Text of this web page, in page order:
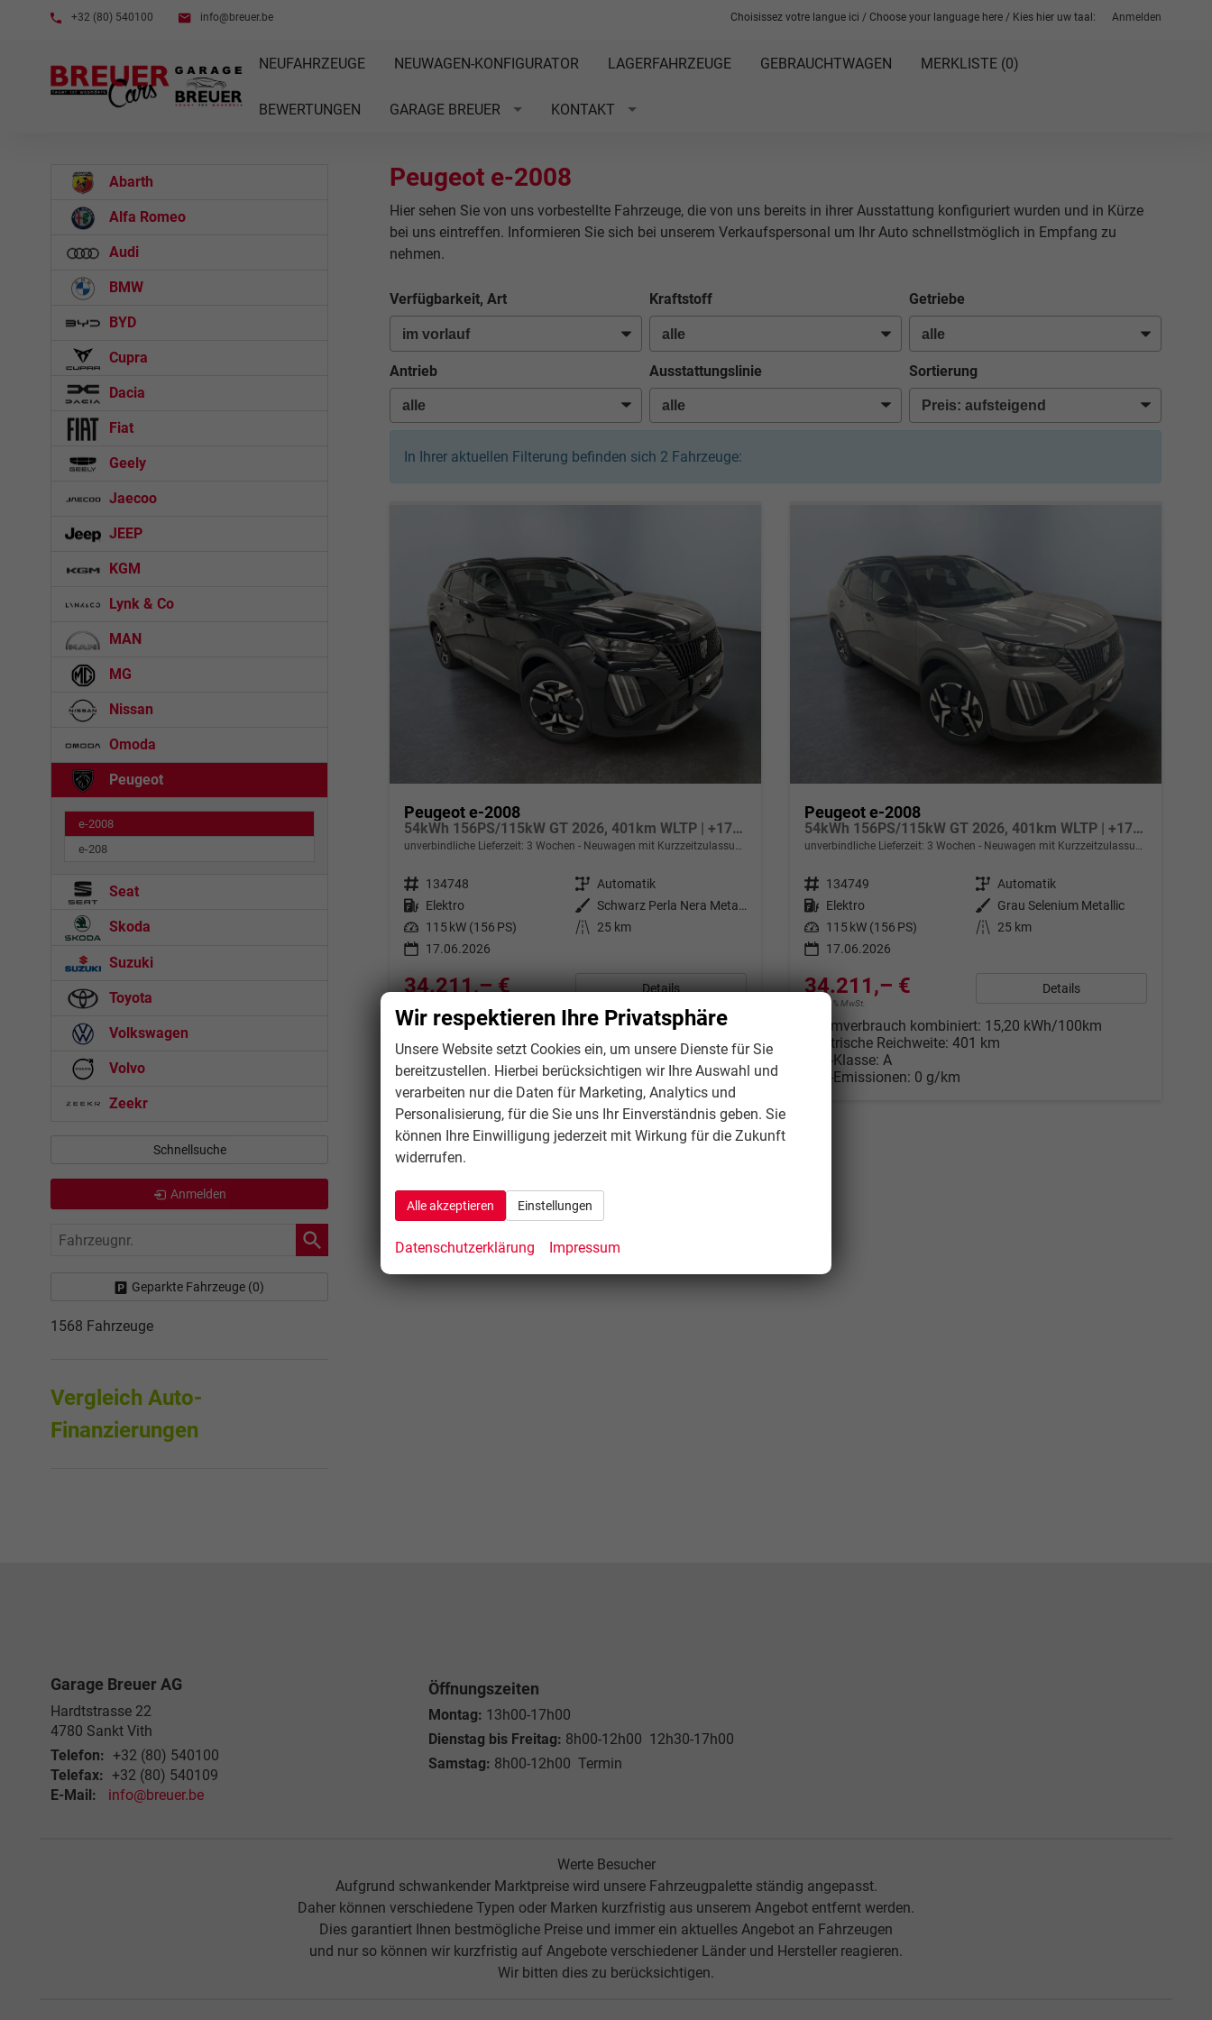
+32 (80) 540100 info@breuer.be Anmelden
Choisissez votre langue ici / Choose your language here / Kies hier uw taal:
NEUFAHRZEUGE NEUWAGEN-KONFIGURATOR LAGERFAHRZEUGE GEBRAUCHTWAGEN MERKLISTE (0)
BEWERTUNGEN GARAGE BREUER KONTAKT
Peugeot e-2008
Hier sehen Sie von uns vorbestellte Fahrzeuge, die von uns bereits in ihrer Ausstattung konfiguriert wurden und in Kürze
bei uns eintreffen. Informieren Sie sich bei unserem Verkaufspersonal um Ihr Auto schnellstmöglich in Empfang zu
nehmen.
Verfügbarkeit, Art Kraftstoff Getriebe
Antrieb Ausstattungslinie Sortierung
In Ihrer aktuellen Filterung befinden sich 2Fahrzeuge:
Peugeot e-2008
54kWh 156PS/115kW GT 2026, 401km WLTP | +17" ALU +360-Grad&RFK +Wärmepumpe +Adaptiver Tempomat +Apple CarPlay +SHZ +FULL-LED-Scheinwerfer +Getönte Scheiben
unverbindliche Lieferzeit: 3 Wochen Neuwagen mit Kurzzeitzulassung
Fahrzeugnr. 134748 Getriebe Automatik
Kraftstoff Elektro Außenfarbe
Schwarz Perla Nera Metallic
Leistung 115 kW (156 PS) Kilometerstand
25 km
17.06.2026
34.211,– € Details
Stromverbrauch kombiniert: 15,20 kWh/100km
Elektrische Reichweite: 401 km
2
CO -Emissionen:0 g/km
Peugeot e-2008
54kWh 156PS/115kW GT 2026, 401km WLTP | +17" ALU +360-Grad&RFK +Wärmepumpe +Adaptiver Tempomat +Apple CarPlay +SHZ +FULL-LED-Scheinwerfer +Getönte Scheiben
unverbindliche Lieferzeit: 3 Wochen Neuwagen mit Kurzzeitzulassung
Fahrzeugnr. 134749 Getriebe Automatik
Kraftstoff Elektro Außenfarbe
Grau Selenium Metallic
Leistung 115 kW (156 PS) Kilometerstand
25 km
17.06.2026
34.211,– €
incl. 21% MwSt.
Details
Stromverbrauch kombiniert: 15,20 kWh/100km
Elektrische Reichweite: 401 km
-Klasse: A
-Emissionen: 0 g/km
Abarth
Alfa Romeo
Audi
BMW
BYD
Cupra
Dacia
Fiat
Geely
Jaecoo
JEEP
KGM
Lynk & Co
MAN
MG
Nissan
Omoda
Peugeot
e-2008
e-208
Seat
Skoda
Suzuki
Toyota
Volkswagen
Volvo
Zeekr
Schnellsuche
Anmelden
Fahrzeugnr.
Geparkte Fahrzeuge (0)
1568 Fahrzeuge
Vergleich Auto-
Finanzierungen
Garage Breuer AG
Hardtstrasse 22
4780 Sankt Vith
Telefon: +32 (80) 540100
Telefax: +32 (80) 540109
E-Mail:
info@breuer.be
Öffnungszeiten
Montag: 13h00-17h00
Dienstag bis Freitag: 8h00-12h00 12h30-17h00
Samstag: 8h00-12h00 Termin
Werte Besucher
Aufgrund schwankender Marktpreise wird unsere Fahrzeugpalette ständig angepasst.
Daher können verschiedene Typen oder Marken kurzfristig aus unserem Angebot entfernt werden.
Dies garantiert Ihnen bestmögliche Preise und immer ein aktuelles Angebot an Fahrzeugen
und nur so können wir kurzfristig auf Angebote verschiedener Länder und Hersteller reagieren.
Wir bitten dies zu berücksichtigen.
Wir respektieren Ihre Privatsphäre
Unsere Website setzt Cookies ein, um unsere Dienste für Sie
bereitzustellen. Hierbei berücksichtigen wir Ihre Auswahl und
verarbeiten nur die Daten für Marketing, Analytics und
Personalisierung, für die Sie uns Ihr Einverständnis geben. Sie
können Ihre Einwilligung jederzeit mit Wirkung für die Zukunft
widerrufen.
Alle akzeptieren Einstellungen
Datenschutzerklärung Impressum